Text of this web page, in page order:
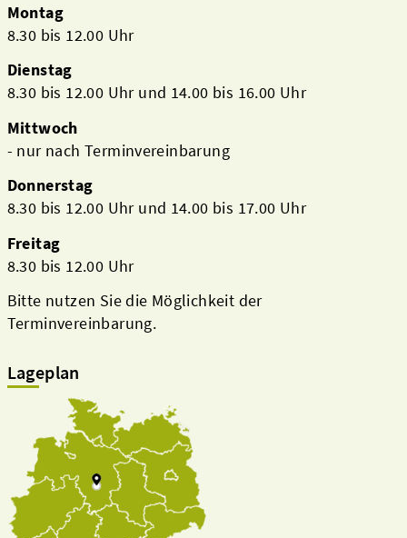
Montag
8.30 bis 12.00 Uhr
Dienstag
8.30 bis 12.00 Uhr und 14.00 bis 16.00 Uhr
Mittwoch
- nur nach Terminvereinbarung
Donnerstag
8.30 bis 12.00 Uhr und 14.00 bis 17.00 Uhr
Freitag
8.30 bis 12.00 Uhr
Bitte nutzen Sie die Möglichkeit der
Terminvereinbarung.
Lageplan